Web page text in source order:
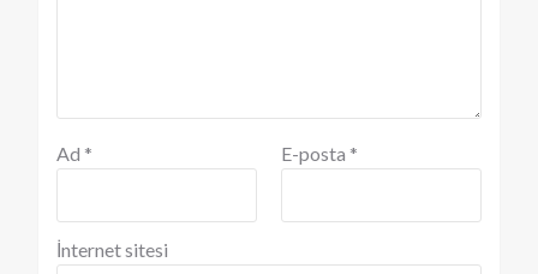
Ad * E-posta *
İnternet sitesi